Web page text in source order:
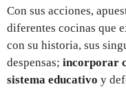
Con sus acciones,
diferentes cocinas que
con su historia, sus
despensas; incorporar
sistema educativo y